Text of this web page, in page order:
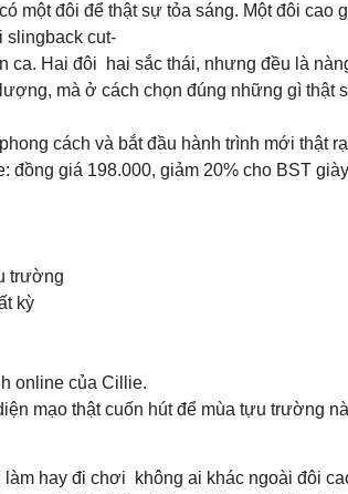
một đôi để thật sự tỏa sáng. Một đôi cao
slingback cut-
ca. Hai đôi hai sắc thái, nhưng đều là
mà ở cách chọn đúng những gì thật
cách và bắt đầu hành trình mới thật
giá 198.000, giảm 20% cho BST
trường
kỳ
online của Cillie.
mạo thật cuốn hút để mùa tựu trường
hay đi chơi không ai khác ngoài đôi